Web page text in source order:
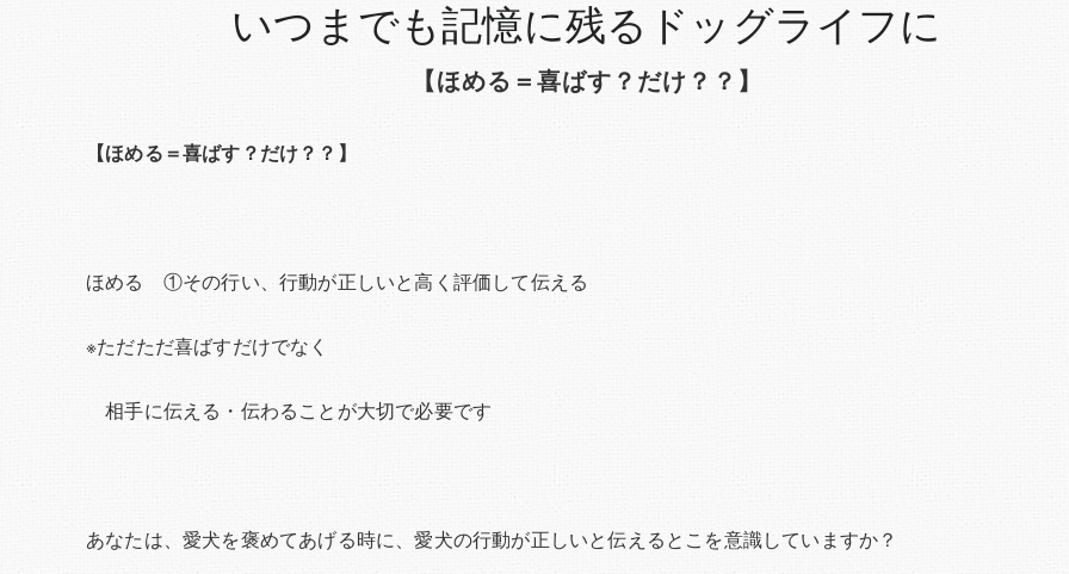
【ほめる＝喜ばす？だけ？？】
いつまでも記憶に残るドッグライフに
【ほめる＝喜ばす？だけ？？】
ほめる ①その行い、行動が正しいと高く評価して伝える
※ただただ喜ばすだけでなく
相手に伝える・伝わることが大切で必要です
あなたは、愛犬を褒めてあげる時に、愛犬の行動が正しいと伝えるとこを意識していますか？